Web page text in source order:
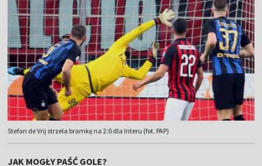
Stefan de Vrij strzela bramkę na 2:0 dla Interu (fot. PAP)
JAK MOGŁY PAŚĆ GOLE?